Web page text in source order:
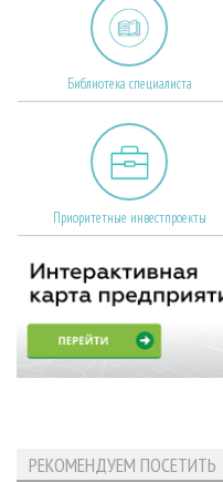
Библиотека специалиста
Приоритетные инвестпроекты
РЕКОМЕНДУЕМ ПОСЕТИТЬ